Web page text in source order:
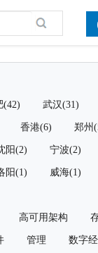
(42) 武汉(31)
香港(6) 郑州
阳(2) 宁波(2)
阳(1) 威海(1)
高可用架构
管理 数字